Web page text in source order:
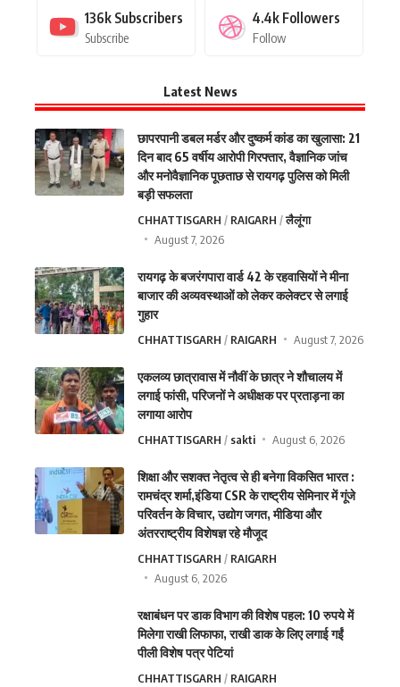
136k Subscribers
Subscribe
4.4k Followers
Follow
Latest News
छापरपानी डबल मर्डर और दुष्कर्म कांड का खुलासा: 21
दिन बाद 65 वर्षीय आरोपी गिरफ्तार, वैज्ञानिक जांच
और मनोवैज्ञानिक पूछताछ से रायगढ़ पुलिस को मिली
बड़ी सफलता
CHHATTISGARH RAIGARH
लैलूंगा
August 7, 2026
रायगढ़ के बजरंगपारा वार्ड 42 के रहवासियों ने मीना
बाजार की अव्यवस्थाओं को लेकर कलेक्टर से लगाई
गुहार
CHHATTISGARH RAIGARH August 7, 2026
एकलव्य छात्रावास में नौवीं के छात्र ने शौचालय में
लगाई फांसी, परिजनों ने अधीक्षक पर प्रताड़ना का
लगाया आरोप
CHHATTISGARH sakti August 6, 2026
शिक्षा और सशक्त नेतृत्व से ही बनेगा विकसित भारत :
रामचंद्र शर्मा,इंडिया CSR के राष्ट्रीय सेमिनार में गूंजे
परिवर्तन के विचार, उद्योग जगत, मीडिया और
अंतरराष्ट्रीय विशेषज्ञ रहे मौजूद
CHHATTISGARH
RAIGARH
August 6, 2026
रक्षाबंधन पर डाक विभाग की विशेष पहल: 10 रुपये में
मिलेगा राखी लिफाफा, राखी डाक के लिए लगाई गईं
पीली विशेष पत्र पेटियां
CHHATTISGARH
RAIGARH